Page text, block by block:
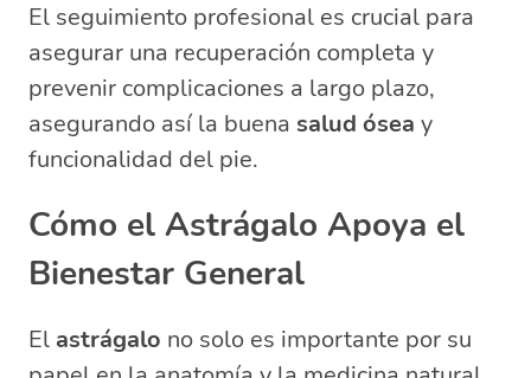
El seguimiento profesional es crucial para
asegurar una recuperación completa y
prevenir complicaciones a largo plazo,
asegurando así la buena salud ósea y
funcionalidad del pie.
Cómo el Astrágalo Apoya el
Bienestar General
El astrágalo no solo es importante por su